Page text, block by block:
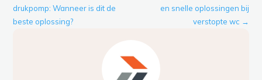
drukpomp: Wanneer is dit de
beste oplossing?
en snelle oplossingen bij
verstopte wc →